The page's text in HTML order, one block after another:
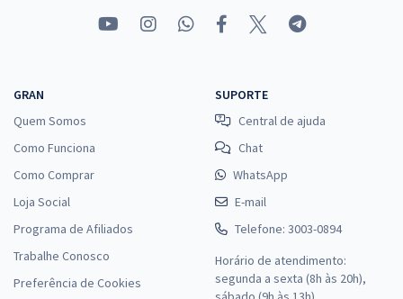
GRAN
Quem Somos
Como Funciona
Como Comprar
Loja Social
Programa de Afiliados
Trabalhe Conosco
Preferência de Cookies
SUPORTE
Central de ajuda
Chat
WhatsApp
E-mail
Telefone: 3003-0894
Horário de atendimento:
segunda a sexta (8h às 20h),